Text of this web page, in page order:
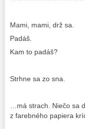
Mami, mami, drž sa.
Padáš.
Kam to padáš?
Strhne sa zo sna.
…má strach. Niečo sa
z farebného papiera